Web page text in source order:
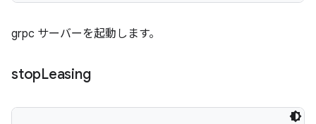
grpc サーバーを起動します。
stopLeasing